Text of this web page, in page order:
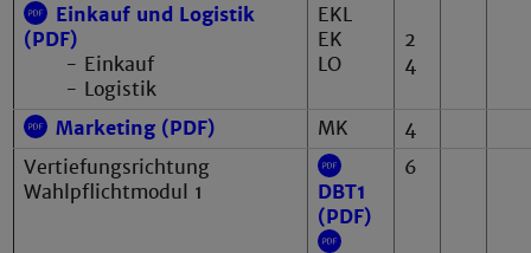
Einkauf und Logistik
(PDF)
- Einkauf
- Logistik
EKL
EK
LO
2
4
Marketing (PDF) MK
4
Vertiefungsrichtung
Wahlpflichtmodul 1
DBT1
(PDF)
6